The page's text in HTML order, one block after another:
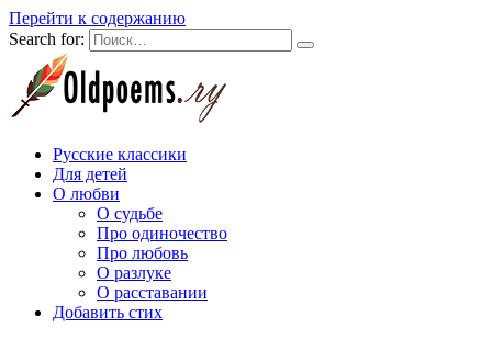
Перейти к содержанию
Search for:
Русские классики
Для детей
О любви
О судьбе
Про одиночество
Про любовь
О разлуке
О расставании
Добавить стих